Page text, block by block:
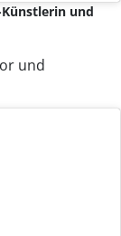
und
und